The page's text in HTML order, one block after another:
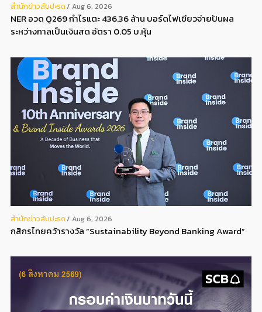
สํานักข่าวสับปะรด Aug 6, 2026
NER อวด Q269 กำไรแตะ 436.36 ล้าน บอร์ดไฟเขียวจ่ายปันผล
ระหว่างกาลเป็นเงินสด อัตรา 0.05 บ.หุ้น
สํานักข่าวสับปะรด Aug 6, 2026
กสิกรไทยคว้ารางวัล “Sustainability Beyond Banking Award”